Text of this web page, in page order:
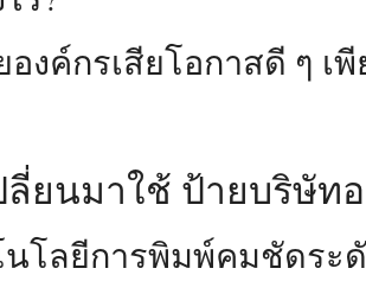
งค์กรเสียโอกาสดี ๆ เ
ลี่ยนมาใช้ ป้ายบริษัท
นโลยีการพิมพ์คมชัดระ